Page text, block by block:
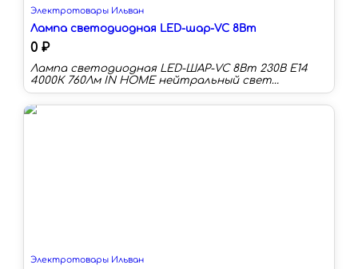
Электротовары Ильван
Лампа светодиодная LED-шар-VC 8Вт
0 ₽
Лампа светодиодная LED-ШАР-VC 8Вт 230В Е14
4000К 760Лм IN HOME нейтральный свет
Мощность (Вт):8 Цоколь:E14 Цветовая
температура:3000 К Длина:83 мм Тип колбы:G
Световой поток:760 лм Световая отдача:95 лм/
Электротовары Ильван